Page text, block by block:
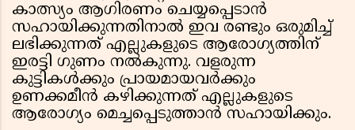
കാത്സ്യം ആഗിരണം ചെയ്യപ്പെടാൻ
സഹായിക്കുന്നതിനാൽ ഇവ രണ്ടും ഒരുമിച്ച്
ലഭിക്കുന്നത് എല്ലുകളുടെ ആരോഗ്യത്തിന്
ഇരട്ടി ഗുണം നൽകുന്നു. വളരുന്ന
കുട്ടികൾക്കും പ്രായമായവർക്കും
ഉണക്കമീൻ കഴിക്കുന്നത് എല്ലുകളുടെ
ആരോഗ്യം മെച്ചപ്പെടുത്താൻ സഹായിക്കും.